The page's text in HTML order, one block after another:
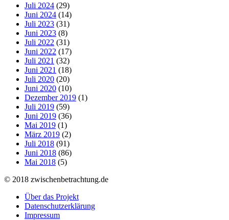
Juli 2024 (29)
Juni 2024 (14)
Juli 2023 (31)
Juni 2023 (8)
Juli 2022 (31)
Juni 2022 (17)
Juli 2021 (32)
Juni 2021 (18)
Juli 2020 (20)
Juni 2020 (10)
Dezember 2019 (1)
Juli 2019 (59)
Juni 2019 (36)
Mai 2019 (1)
März 2019 (2)
Juli 2018 (91)
Juni 2018 (86)
Mai 2018 (5)
© 2018 zwischenbetrachtung.de
Über das Projekt
Datenschutzerklärung
Impressum